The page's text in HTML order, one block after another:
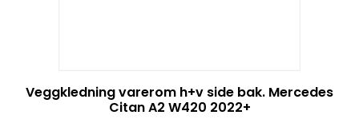
Veggkledning varerom h+v side bak. Mercedes
Citan A2 W420 2022+